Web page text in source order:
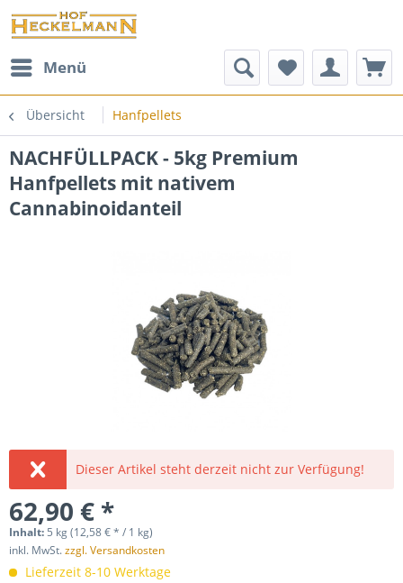
Menü
Übersicht Hanfpellets
NACHFÜLLPACK - 5kg Premium
Hanfpellets mit nativem
Cannabinoidanteil
Dieser Artikel steht derzeit nicht zur Verfügung!
62,90 € *
Inhalt: 5 kg (12,58 € * / 1 kg)
inkl. MwSt.zzgl. Versandkosten
Lieferzeit 8-10 Werktage